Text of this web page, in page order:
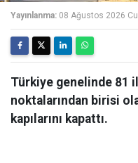
Yayınlanma: 08 Ağustos 2026
Türkiye genelinde 81
noktalarından birisi
kapılarını kapattı.